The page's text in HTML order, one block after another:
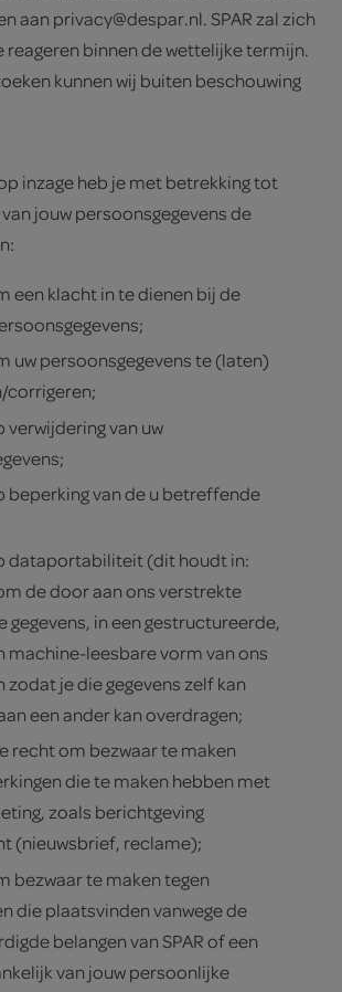
aan privacy@despar.nl. SPAR zal zich
reageren binnen de wettelijke termijn.
kunnen wij buiten beschouwing
inzage heb je met betrekking tot
jouw persoonsgegevens de
een klacht in te dienen bij de
uw persoonsgegevens te (laten)
verwijdering van uw
beperking van de u betreffende
dataportabiliteit (dit houdt in:
de door aan ons verstrekte
gegevens, in een gestructureerde,
machine-leesbare vorm van ons
zodat je die gegevens zelf kan
een ander kan overdragen;
recht om bezwaar te maken
die te maken hebben met
zoals berichtgeving
(nieuwsbrief, reclame);
bezwaar te maken tegen
die plaatsvinden vanwege de
belangen van SPAR of een
van jouw persoonlijke